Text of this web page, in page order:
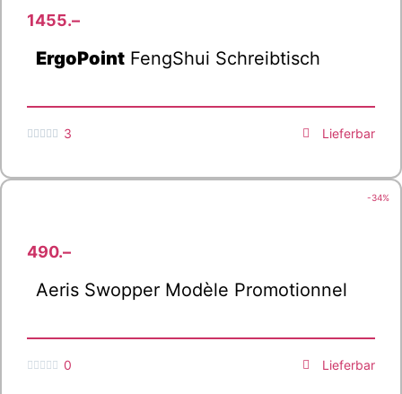
1455.–
ErgoPoint FengShui Schreibtisch
3
 Lieferbar
-34%
490.–
Aeris Swopper Modèle Promotionnel
0
 Lieferbar